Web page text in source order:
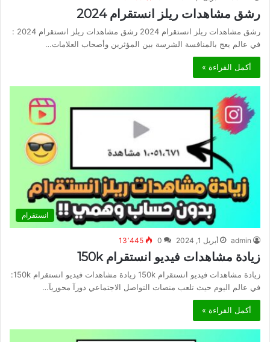
رشق مشاهدات ريلز انستقرام 2024
رشق مشاهدات ريلز انستقرام 2024 رشق مشاهدات ريلز انستقرام 2024 :
في عالم يعج بالمنافسة الشرسة بين المؤثرين وأصحاب العلامات…
أكمل القراءة »
انستقرام
admin أبريل 1, 2024 0 13٬445
زيادة مشاهدات فيديو انستقرام 150k
زيادة مشاهدات فيديو انستقرام 150k زيادة مشاهدات فيديو انستقرام 150k:
في عالم اليوم حيث تلعب منصات التواصل الاجتماعي دورآ محوريآ…
أكمل القراءة »